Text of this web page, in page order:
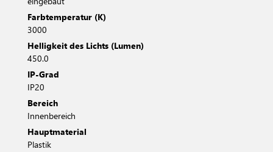
Farbtemperatur (K)
3000
Helligkeit des Lichts (Lumen)
450.0
IP-Grad
IP20
Bereich
Innenbereich
Hauptmaterial
Plastik